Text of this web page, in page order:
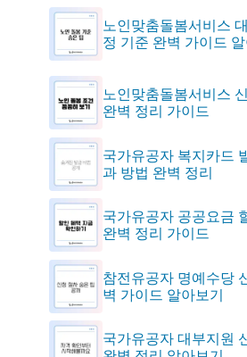
노인맞춤돌봄서비스
정 기준 완벽 가이드
노인맞춤돌봄서비스
완벽 정리 가이드
국가유공자 복지카드
과 방법 완벽 정리
국가유공자 공공요금
완벽 정리 가이드
참전유공자 명예수당
벽 가이드 알아보기
국가유공자 대부지원